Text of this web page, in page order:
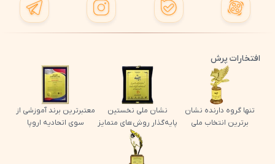
افتخارات پرش
تنها گروه دارنده نشان
برترین انتخاب ملی
نشان ملی نخستین
پایه‌گذار روش‌های متمایز
معتبرترین برند آموزشی از
سوی اتحادیه اروپا